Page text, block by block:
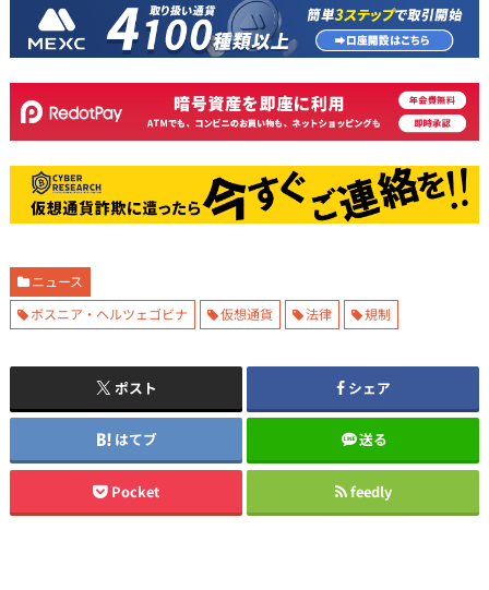
ニュース
ボスニア・ヘルツェゴビナ
仮想通貨 法律 規制
ポスト シェア
はてブ 送る
Pocket feedly